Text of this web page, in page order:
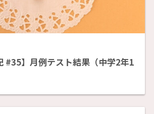
#35】月例テスト結果（中学2年1